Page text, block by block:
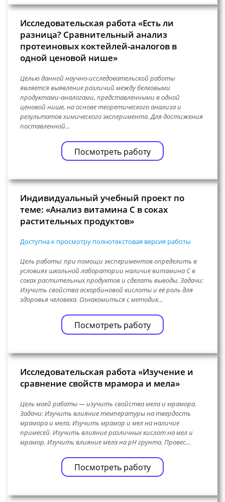
Исследовательская работа «Есть ли
разница? Сравнительный анализ
протеиновых коктейлей-аналогов в
одной ценовой нише»
Целью данной научно-исследовательской работы
является выявление различий между белковыми
продуктами-аналогами, представленными в одной
ценовой нише, на основе теоретического анализа и
результатов химического эксперимента. Для достижения
поставленной…
Посмотреть работу
Индивидуальный учебный проект по
теме: «Анализ витамина С в соках
растительных продуктов»
Доступна к просмотру полнотекстовая версия работы
Цель работы: при помощи экспериментов определить в
условиях школьной лаборатории наличие витамина С в
соках растительных продуктов и сделать выводы. Задачи:
Изучить свойства аскорбиновой кислоты и её роль для
здоровья человека. Ознакомиться с методик…
Посмотреть работу
Исследовательская работа «Изучение и
сравнение свойств мрамора и мела»
Цель моей работы — изучить свойства мела и мрамора.
Задачи: Изучить влияние температуры на твердость
мрамора и мела. Изучить мрамор и мел на наличие
примесей. Изучить влияние различных кислот на мел и
мрамор. Изучить влияние мела на pH грунта. Провес…
Посмотреть работу